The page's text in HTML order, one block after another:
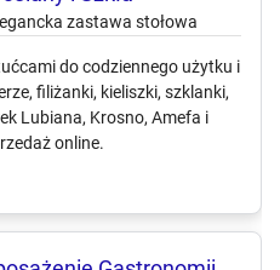
i Szkła
do codziennego użytku i
filiżanki, kieliszki, szklanki,
Lubiana, Krosno, Amefa i